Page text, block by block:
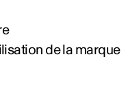
de la marque